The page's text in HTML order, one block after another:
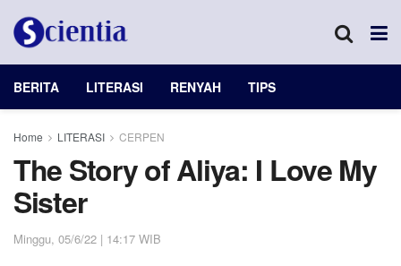
BERITA LITERASI RENYAH TIPS
Home LITERASI CERPEN
The Story of Aliya: I Love My
Sister
Minggu, 05/6/22 | 14:17 WIB